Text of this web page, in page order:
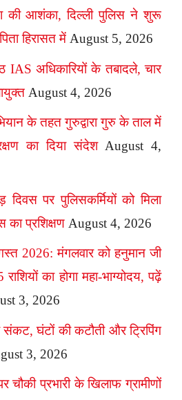
की आशंका, दिल्ली पुलिस ने शुरू
हिरासत में August 5, 2026
IAS अधिकारियों के तबादले, चार
August 4, 2026
के तहत गुरुद्वारा गुरु के ताल में
का दिया संदेश August 4,
दिवस पर पुलिसकर्मियों को मिला
का प्रशिक्षण August 4, 2026
2026: मंगलवार को हनुमान जी
का होगा महा-भाग्योदय, पढ़ें
3, 2026
घंटों की कटौती और ट्रिपिंग
3, 2026
चौकी प्रभारी के खिलाफ ग्रामीणों